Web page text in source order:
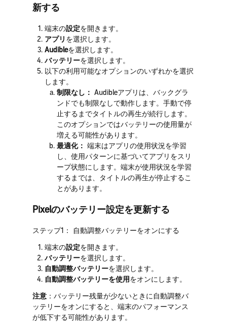
新する
端末の設定を開きます。
アプリ を選択します。
Audibleを選択します。
バッテリーを選択します。
以下の利用可能なオプションのいずれかを選択
します。
制限なし： Audibleアプリは、バックグラ
ンドでも制限なしで動作します。手動で停
止するまでタイトルの再生が続行します。
このオプションではバッテリーの使用量が
増える可能性があります。
最適化： 端末はアプリの使用状況を学習
し、使用パターンに基づいてアプリをスリ
ープ状態にします。端末が使用状況を学習
するまでは、タイトルの再生が停止するこ
とがあります。
Pixelのバッテリー設定を更新する
ステップ1： 自動調整バッテリーをオンにする
端末の設定を開きます。
バッテリーを選択します。
自動調整バッテリーを選択します。
自動調整バッテリーを使用をオンにします。
注意：バッテリー残量が少ないときに自動調整バ
ッテリーをオンにすると、端末のパフォーマンス
が低下する可能性があります。